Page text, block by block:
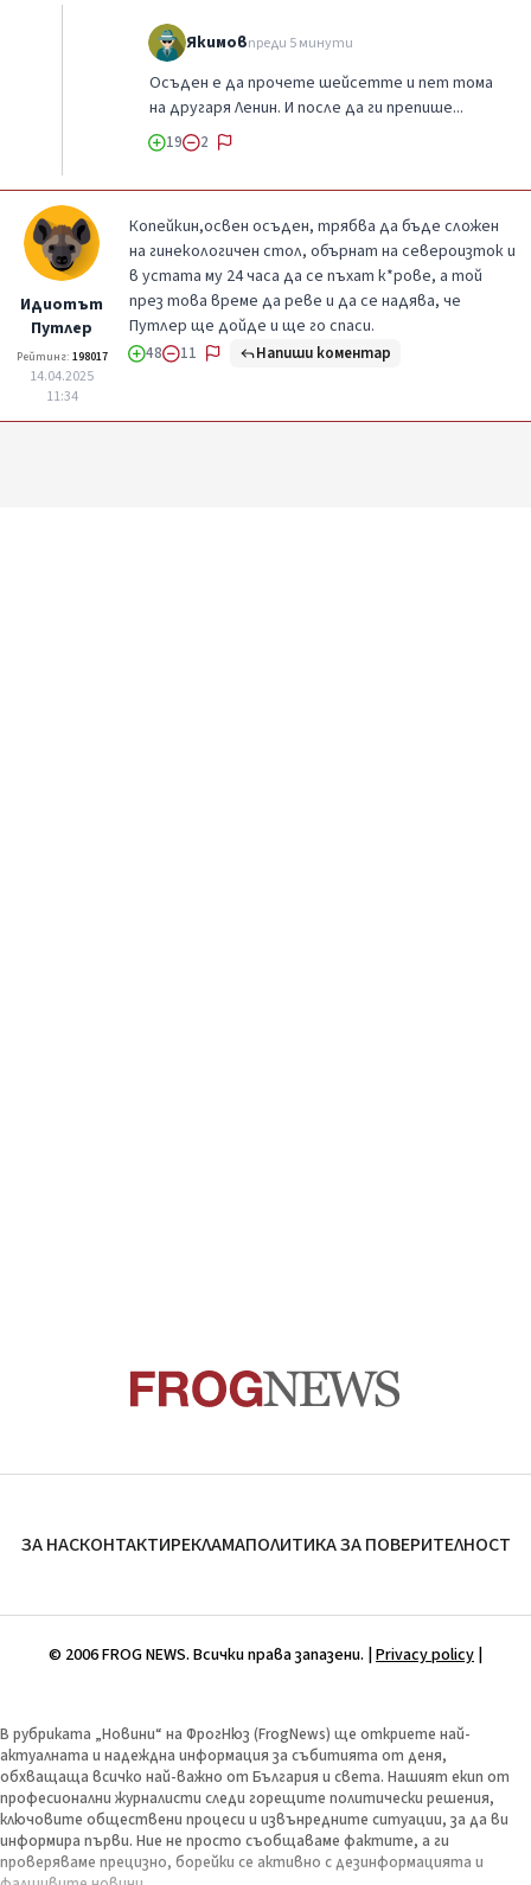
Якимовпреди 5 минути
Осъден е да прочете шейсетте и пет тома
на другаря Ленин. И после да ги препише...
19 2
Идиотът
Путлер
Рейтинг: 198017
14.04.2025
11:34
Копейкин,освен осъден, трябва да бъде сложен
на гинекологичен стол, обърнат на североизток и
в устата му 24 часа да се пъхат к*рове, а той
през това време да реве и да се надява, че
Путлер ще дойде и ще го спаси.
48 11 Напиши коментар
ЗА НАСКОНТАКТИРЕКЛАМАПОЛИТИКА ЗА ПОВЕРИТЕЛНОСТ
© 2006 FROG NEWS. Всички права запазени. | Privacy policy
В рубриката „Новини“ на ФрогНюз (FrogNews) ще откриете най-
актуалната и надеждна информация за събитията от деня,
обхващаща всичко най-важно от България и света. Нашият екип от
професионални журналисти следи горещите политически решения,
ключовите обществени процеси и извънредните ситуации, за да ви
информира първи. Ние не просто съобщаваме фактите, а ги
проверяваме прецизно, борейки се активно с дезинформацията и